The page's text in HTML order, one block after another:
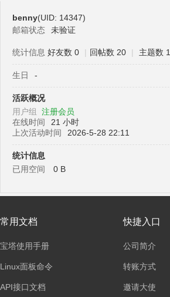
benny(UID: 14347)
邮箱状态
未验证
统计信息 好友数 0 | 回帖数 20 | 主题数
生日 -
活跃概况
用户组 注册会员
在线时间
21 小时
上次活动时间
2026-5-28 22:11
统计信息
已用空间
0 B
常用文档
宝塔使用手册
Linux面板命令
API接口文档
快捷入口
公司简介
转账方式
邀请大使